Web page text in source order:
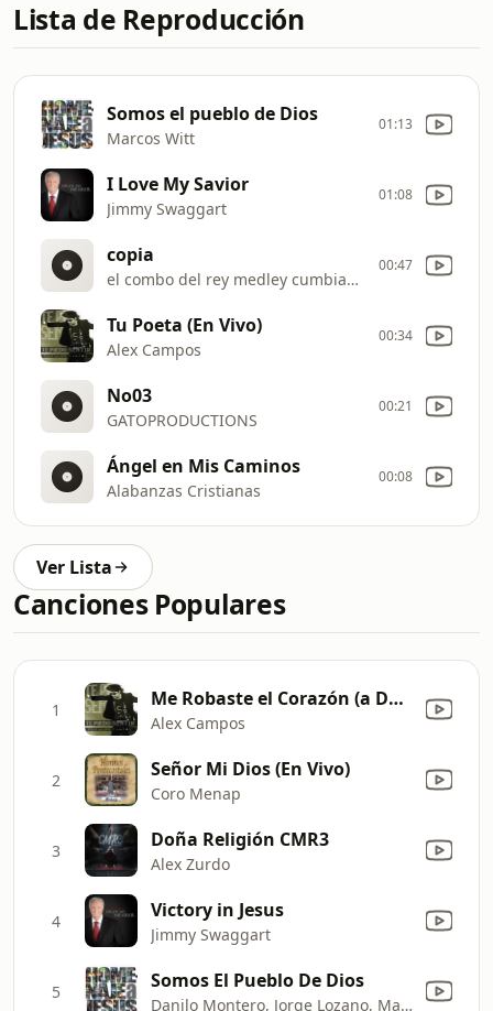
Lista de Reproducción
Somos el pueblo de Dios
Marcos Witt
01:13
I Love My Savior
Jimmy Swaggart
01:08
copia
el combo del rey medley cumbias (vivo) panamá (este avivamiento satúrame yo vine
00:47
Tu Poeta (En Vivo)
Alex Campos
00:34
No03
GATOPRODUCTIONS
00:21
Ángel en Mis Caminos
Alabanzas Cristianas
00:08
Ver Lista
Canciones Populares
1 Me Robaste el Corazón (a Dúo Con Coalo Zamorano) [En Vivo]
Alex Campos
2 Señor Mi Dios (En Vivo)
Coro Menap
3 Doña Religión CMR3
Alex Zurdo
4 Victory in Jesus
Jimmy Swaggart
5 Somos El Pueblo De Dios
Danilo Montero, Jorge Lozano, Marco Barrientos & Marcos Witt